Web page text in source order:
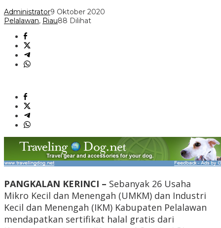
Administrator9 Oktober 2020
Pelalawan, Riau88 Dilihat
PANGKALAN KERINCI – Sebanyak 26 Usaha
Mikro Kecil dan Menengah (UMKM) dan Industri
Kecil dan Menengah (IKM) Kabupaten Pelalawan
mendapatkan sertifikat halal gratis dari